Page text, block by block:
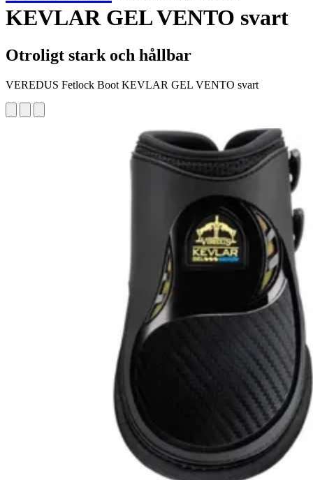
KEVLAR GEL VENTO svart
Otroligt stark och hållbar
VEREDUS Fetlock Boot KEVLAR GEL VENTO svart